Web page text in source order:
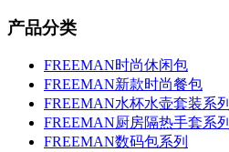
产品分类
FREEMAN时尚休闲包
FREEMAN新款时尚餐包
FREEMAN水杯水壶套装系列
FREEMAN厨房隔热手套系列
FREEMAN数码包系列